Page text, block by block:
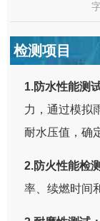
检测项目
1.防水性能测
力，通过模拟
耐水压值，确
2.防火性能检
率、续燃时间